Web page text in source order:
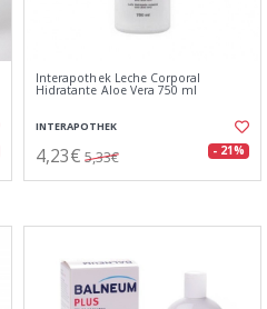
Interapothek Leche Corporal
Hidratante Aloe Vera 750 ml
INTERAPOTHEK
4,23€ 5,33€ - 21%